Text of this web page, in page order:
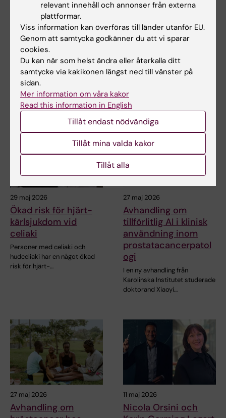
and meta-analyses
of epidemiological
studies in
environmental
research
Systematiska översikter syftar
till att sammanställa all
befintlig…
Barn med astma och allergi
som bor med en eller flera
katter har inte mer…
29 maj 2026
Ökad risk för hjärt-
kärlsjukdom vid
celiaki
Personer med celiaki och
hudceliaki har en något ökad
risk för hjärt-…
27 maj 2026
Avhandling om
tillförlitlig AI i klinisk
användning inom
prostatacancerpatol
ogi
I en ny avhandling från
Karolinska Institutet studerade
doktorand Xiaoyi…
27 maj 2026
Avhandling om
11 maj 2026
Nicola Orsini och
relevant innehåll och annonser från externa
plattformar.
Viss information kan överföras till länder utanför EU.
Genom att samtycka godkänner du att vi sparar
cookies.
Du kan när som helst ändra eller återkalla ditt
samtycke via kakikonen längst ned till vänster på
sidan.
Mer information om våra kakor
Read this information in English
Tillåt endast nödvändiga
Tillåt mina valda kakor
Tillåt alla